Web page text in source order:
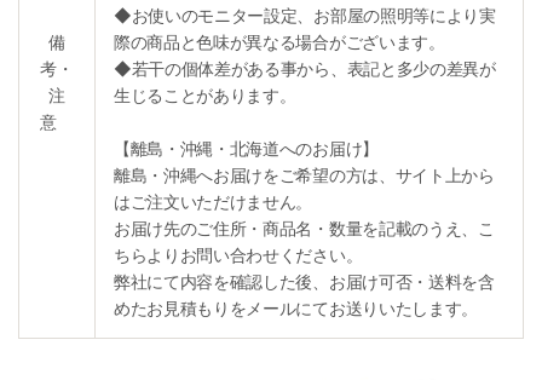
備
考・
注
意
◆お使いのモニター設定、お部屋の照明等により実
際の商品と色味が異なる場合がございます。
◆若干の個体差がある事から、表記と多少の差異が
生じることがあります。
【離島・沖縄・北海道へのお届け】
離島・沖縄へお届けをご希望の方は、サイト上から
はご注文いただけません。
お届け先のご住所・商品名・数量を記載のうえ、こ
ちらよりお問い合わせください。
弊社にて内容を確認した後、お届け可否・送料を含
めたお見積もりをメールにてお送りいたします。